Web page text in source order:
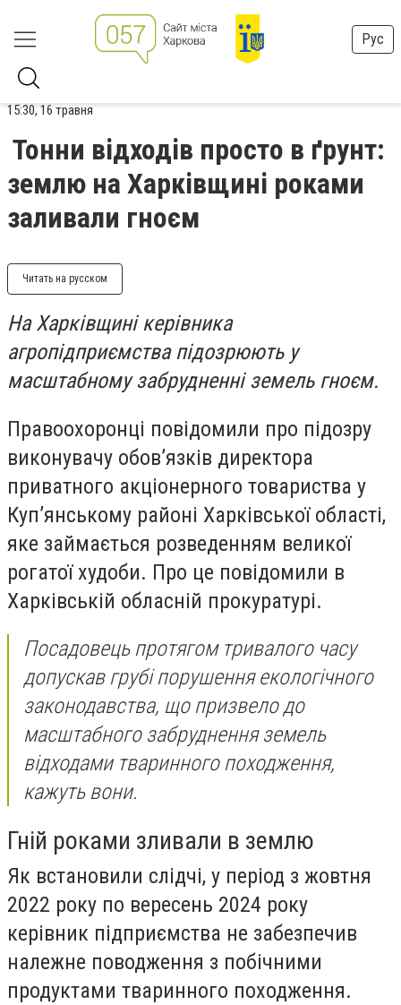
Рус
15:30, 16 травня
Тонни відходів просто в ґрунт:
землю на Харківщині роками
заливали гноєм
Читать на русском
На Харківщині керівника
агропідприємства підозрюють у
масштабному забрудненні земель гноєм.
Правоохоронці повідомили про підозру
виконувачу обов’язків директора
приватного акціонерного товариства у
Куп’янському районі Харківської області,
яке займається розведенням великої
рогатої худоби. Про це повідомили в
Харківській обласній прокуратурі.
Посадовець протягом тривалого часу
допускав грубі порушення екологічного
законодавства, що призвело до
масштабного забруднення земель
відходами тваринного походження,
кажуть вони.
Гній роками зливали в землю
Як встановили слідчі, у період з жовтня
2022 року по вересень 2024 року
керівник підприємства не забезпечив
належне поводження з побічними
продуктами тваринного походження.